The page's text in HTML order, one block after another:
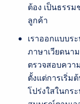
ต้อง เป็นธรร
ลูกค้า
เราออกแบบร
ภาษาเวียดนา
ตรวจสอบคว
ตั้งแต่การเริ่ม
โปร่งใสในกร